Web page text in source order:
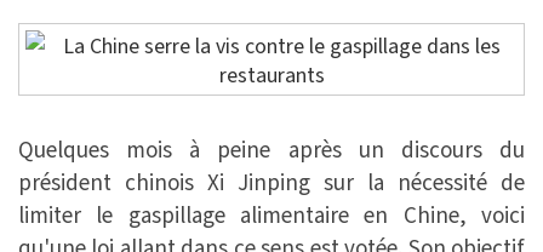
Quelques mois à peine après un discours du
président chinois Xi Jinping sur la nécessité de
limiter le gaspillage alimentaire en Chine, voici